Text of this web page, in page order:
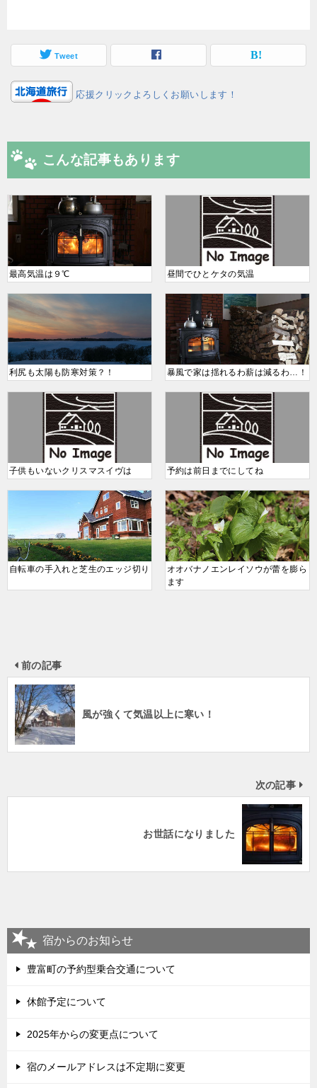
Tweet
応援クリックよろしくお願いします！
こんな記事もあります
最高気温は９℃ 昼間でひとケタの気温
利尻も太陽も防寒対策？！ 暴風で家は揺れるわ薪は減るわ…！
子供もいないクリスマスイヴは 予約は前日までにしてね
自転車の手入れと芝生のエッジ切り
オオバナノエンレイソウが蕾を膨ら
ます
前の記事
風が強くて気温以上に寒い！
次の記事
お世話になりました
宿からのお知らせ
豊富町の予約型乗合交通について
休館予定について
2025年からの変更点について
宿のメールアドレスは不定期に変更